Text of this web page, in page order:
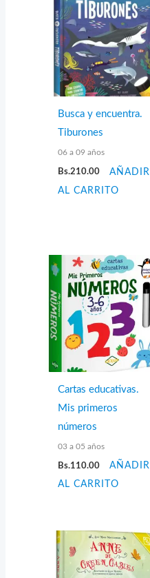
Busca y encuentra.
Tiburones
06 a 09 años
Bs.210.00
AÑADIR
AL CARRITO
Cartas educativas.
Mis primeros
números
03 a 05 años
Bs.110.00
AÑADIR
AL CARRITO